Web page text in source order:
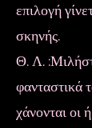
επιλογή
σκηνής.
Θ. Λ.
φανταστικά
χάνονται οι